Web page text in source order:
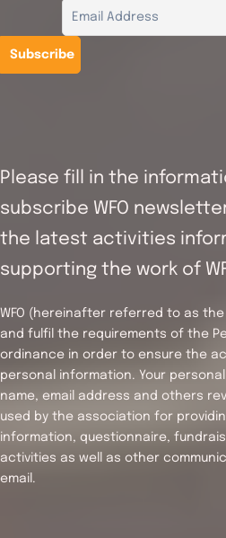
Please fill in the
subscribe WFO
the latest activities
supporting the work of
WFO (hereinafter referred to as the
and fulfil the requirements of the
ordinance in order to ensure the
personal information. Your
name, email address and others
used by the association for
information, questionnaire,
activities as well as other
email.